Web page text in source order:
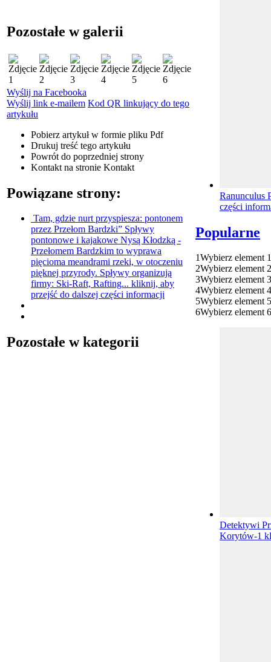
Pozostałe w galerii
Wyślij na Facebooka
Wyślij link e-mailem Kod QR linkujący do tego
artykułu
Pobierz artykuł w formie pliku Pdf
Drukuj treść tego artykułu
Powrót do poprzedniej strony
Kontakt na stronie Kontakt
Powiązane strony:
Tam, gdzie nurt przyspiesza: pontonem
przez Przełom Bardzki” Spływy
pontonowe i kajakowe Nysą Kłodzką -
Przełomem Bardzkim to wyprawa
pięcioma meandrami rzeki, w otoczeniu
pięknej przyrody. Spływy organizują
firmy: Ski-Raft, Rafting... kliknij, aby
przejść do dalszej części informacji
Pozostałe w kategorii
Ranunculus
części
Popularne
1Wybierz element 1
2Wybierz element 2
3Wybierz element 3
4Wybierz element 4
5Wybierz element 5
6Wybierz element 6
Detektywi
Korytów-1